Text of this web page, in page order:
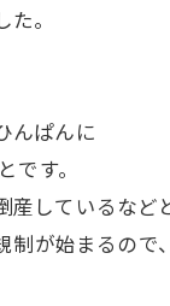
。
んぱんに
す。
しているなど
が始まるの